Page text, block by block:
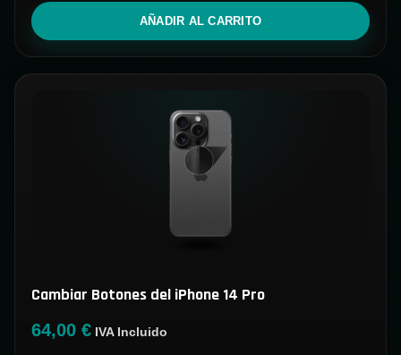
AÑADIR AL CARRITO
Cambiar Botones del iPhone 14 Pro
64,00 € IVA Incluido